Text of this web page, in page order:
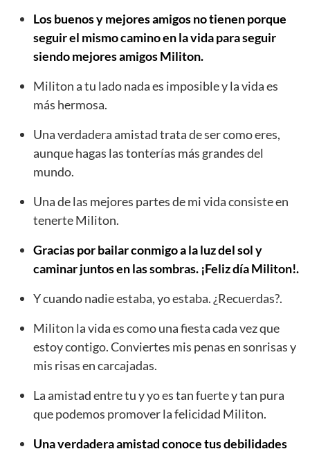
Los buenos y mejores amigos no tienen porque
seguir el mismo camino en la vida para seguir
siendo mejores amigos Militon.
Militon a tu lado nada es imposible y la vida es
más hermosa.
Una verdadera amistad trata de ser como eres,
aunque hagas las tonterías más grandes del
mundo.
Una de las mejores partes de mi vida consiste en
tenerte Militon.
Gracias por bailar conmigo a la luz del sol y
caminar juntos en las sombras. ¡Feliz día Militon!.
Y cuando nadie estaba, yo estaba. ¿Recuerdas?.
Militon la vida es como una fiesta cada vez que
estoy contigo. Conviertes mis penas en sonrisas y
mis risas en carcajadas.
La amistad entre tu y yo es tan fuerte y tan pura
que podemos promover la felicidad Militon.
Una verdadera amistad conoce tus debilidades